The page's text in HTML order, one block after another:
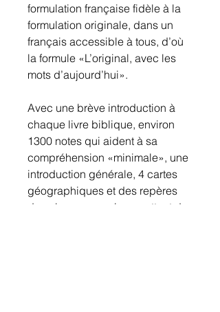
formulation française fidèle à la
formulation originale, dans un
français accessible à tous, d’où
la formule «L’original, avec les
mots d’aujourd’hui».
Avec une brève introduction à
chaque livre biblique, environ
1300 notes qui aident à sa
compréhension «minimale», une
introduction générale, 4 cartes
géographiques et des repères
dans la marge qui permettent de